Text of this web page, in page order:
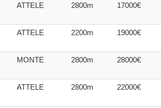
ATTELE 2800m 17000€
ATTELE 2200m 19000€
MONTE 2800m 28000€
ATTELE 2800m 22000€